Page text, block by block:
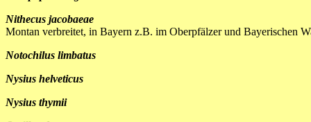
Nithecus jacobaeae
Montan verbreitet, in Bayern z.B. im Oberpfälzer und Bayerischen
Notochilus limbatus
Nysius helveticus
Nysius thymii